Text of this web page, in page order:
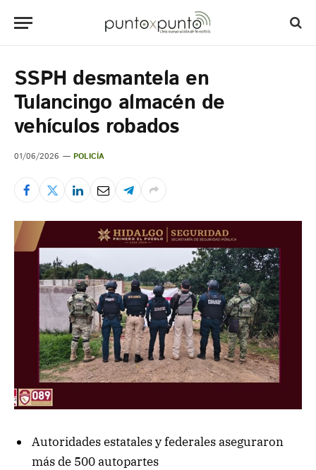
SSPH desmantela en
Tulancingo almacén de
vehículos robados
01/06/2026 POLICÍA
Autoridades estatales y federales aseguraron
más de 500 autopartes